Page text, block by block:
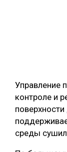
Управление
контроле и
среды